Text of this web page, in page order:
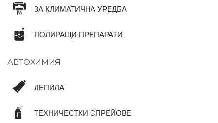
ЗА КЛИМАТИЧНА УРЕДБА
ПОЛИРАЩИ ПРЕПАРАТИ
АВТОХИМИЯ
ЛЕПИЛА
ТЕХНИЧЕСТКИ СПРЕЙОВЕ